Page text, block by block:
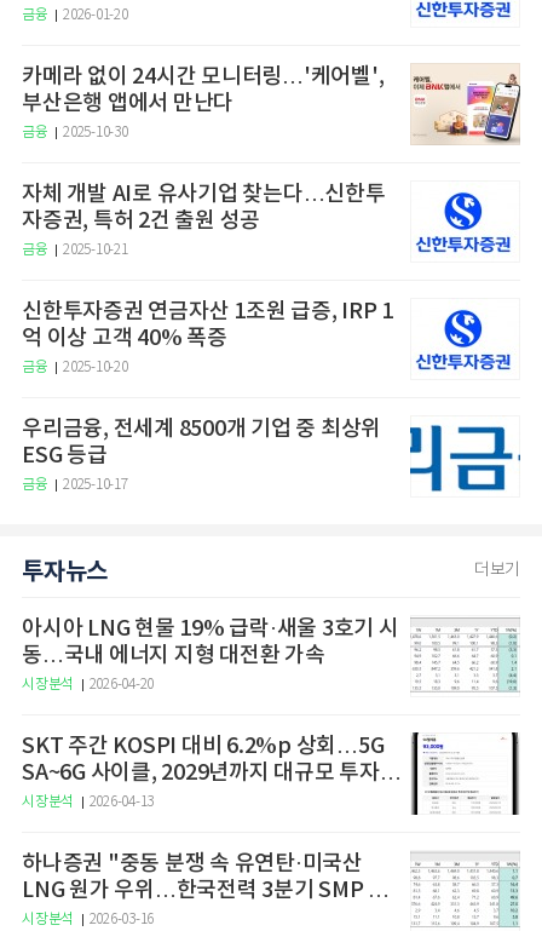
금융 2026-01-20
카메라 없이 24시간 모니터링…'케어벨',
부산은행 앱에서 만난다
금융 2025-10-30
자체 개발 AI로 유사기업 찾는다…신한투
자증권, 특허 2건 출원 성공
금융 2025-10-21
신한투자증권 연금자산 1조원 급증, IRP 1
억 이상 고객 40% 폭증
금융 2025-10-20
우리금융, 전세계 8500개 기업 중 최상위
ESG 등급
금융 2025-10-17
투자뉴스 더보기
아시아 LNG 현물 19% 급락·새울 3호기 시
동…국내 에너지 지형 대전환 가속
시장분석 2026-04-20
SKT 주간 KOSPI 대비 6.2%p 상회…5G
SA~6G 사이클, 2029년까지 대규모 투자
예고
시장분석 2026-04-13
하나증권 "중동 분쟁 속 유연탄·미국산
LNG 원가 우위…한국전력 3분기 SMP 상
승 전망"
시장분석 2026-03-16